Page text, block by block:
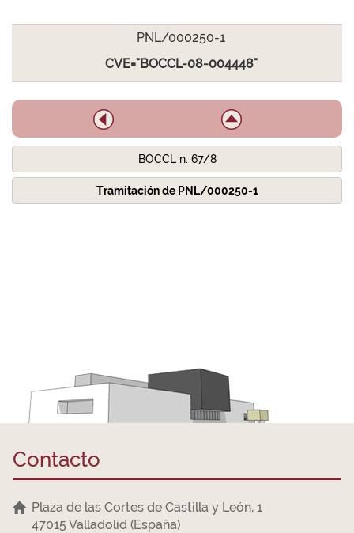
PNL/000250-1
CVE="BOCCL-08-004448"
BOCCL n. 67/8
Tramitación de PNL/000250-1
Contacto
Plaza de las Cortes de Castilla y León, 1
47015 Valladolid (España)